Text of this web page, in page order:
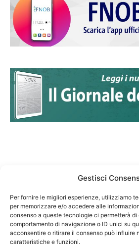
Gestisci
Per fornire le migliori esperienze, utilizziamo
per memorizzare e/o accedere alle
consenso a queste tecnologie ci permetterà di
comportamento di navigazione o ID unici su
acconsentire o ritirare il consenso può influire
caratteristiche e funzioni.
Federazione Nazionale Degli
codice fiscale
Responsabile sito internet